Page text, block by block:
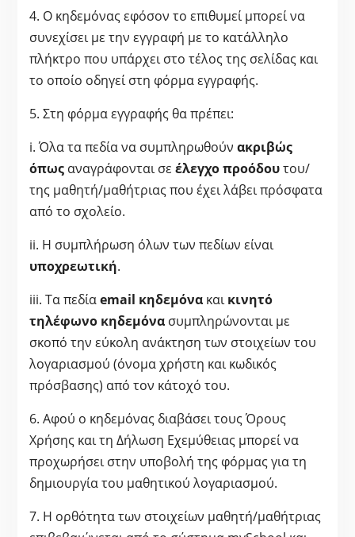
4. Ο κηδεμόνας εφόσον το επιθυμεί μπορεί να
συνεχίσει με την εγγραφή με το κατάλληλο
πλήκτρο που υπάρχει στο τέλος της σελίδας και
το οποίο οδηγεί στη φόρμα εγγραφής.
5. Στη φόρμα εγγραφής θα πρέπει:
i. Όλα τα πεδία να συμπληρωθούν ακριβώς
όπως αναγράφονται σε έλεγχο προόδουτου/
της μαθητή/μαθήτριας που έχει λάβει πρόσφατα
από το σχολείο.
ii. Η συμπλήρωση όλων των πεδίων είναι
υποχρεωτική.
iii. Τα πεδίαemail κηδεμόνα καικινητό
τηλέφωνο κηδεμόνα συμπληρώνονται με
σκοπό την εύκολη ανάκτηση των στοιχείων του
λογαριασμού (όνομα χρήστη και κωδικός
πρόσβασης) από τον κάτοχό του.
6. Αφού ο κηδεμόνας διαβάσει τους Όρους
Χρήσης και τη Δήλωση Εχεμύθειας μπορεί να
προχωρήσει στην υποβολή της φόρμας για τη
δημιουργία του μαθητικού λογαριασμού.
7. Η ορθότητα των στοιχείων μαθητή/μαθήτριας